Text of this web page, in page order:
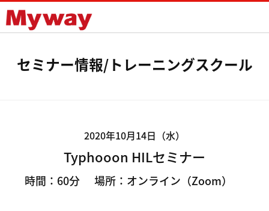
セミナー情報/トレーニングスクール
2020年10月14日（水）
Typhooon HILセミナー
時間：60分 場所：オンライン（Zoom）